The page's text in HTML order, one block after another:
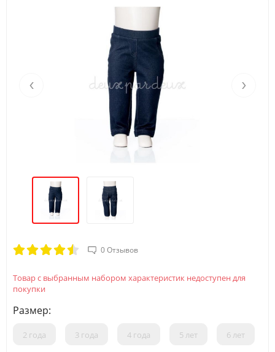
‹ ›
0 Отзывов
Товар с выбранным набором характеристик недоступен для
покупки
Размер:
2 года 3 года 4 года 5 лет 6 лет